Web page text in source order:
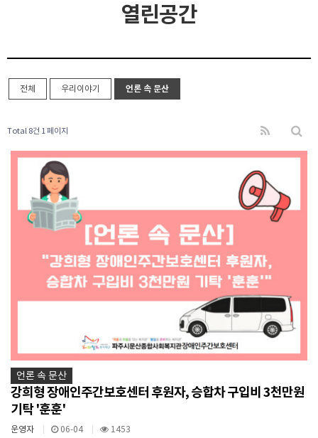
열린공간
전체 우리이야기 언론 속 문산
Total 8건 1 페이지
언론 속 문산
강희형 장애인주간보호센터 후원자, 승합차 구입비 3천만원
기탁 '훈훈'
운영자 06-04 1453